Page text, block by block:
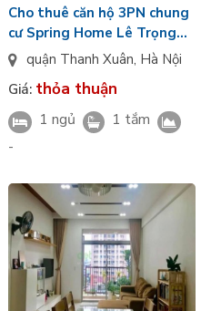
Cho thuê căn hộ 3PN chung
cư Spring Home Lê Trọng
Tấn, Thanh Xuân, HN
quận Thanh Xuân, Hà Nội
Giá: thỏa thuận
1 ngủ
1 tắm
-